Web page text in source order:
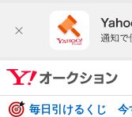
毎日引けるくじ 今